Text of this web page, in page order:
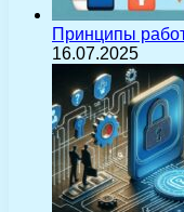
Принципы
16.07.2025